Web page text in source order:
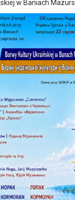
w Baniach